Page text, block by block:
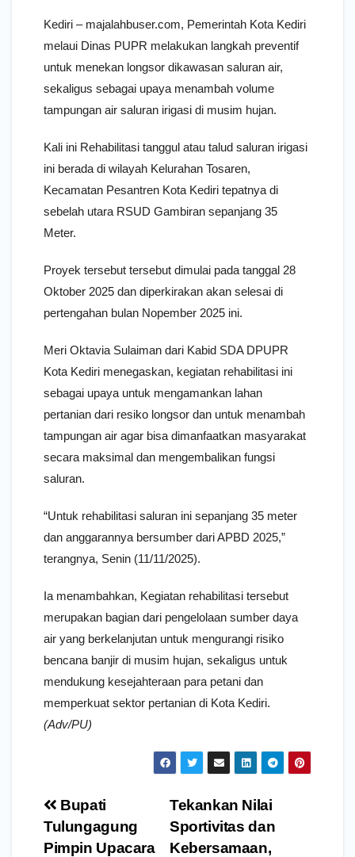
Kediri – majalahbuser.com, Pemerintah Kota Kediri
melaui Dinas PUPR melakukan langkah preventif
untuk menekan longsor dikawasan saluran air,
sekaligus sebagai upaya menambah volume
tampungan air saluran irigasi di musim hujan.
Kali ini Rehabilitasi tanggul atau talud saluran irigasi
ini berada di wilayah Kelurahan Tosaren,
Kecamatan Pesantren Kota Kediri tepatnya di
sebelah utara RSUD Gambiran sepanjang 35
Meter.
Proyek tersebut tersebut dimulai pada tanggal 28
Oktober 2025 dan diperkirakan akan selesai di
pertengahan bulan Nopember 2025 ini.
Meri Oktavia Sulaiman dari Kabid SDA DPUPR
Kota Kediri menegaskan, kegiatan rehabilitasi ini
sebagai upaya untuk mengamankan lahan
pertanian dari resiko longsor dan untuk menambah
tampungan air agar bisa dimanfaatkan masyarakat
secara maksimal dan mengembalikan fungsi
saluran.
“Untuk rehabilitasi saluran ini sepanjang 35 meter
dan anggarannya bersumber dari APBD 2025,”
terangnya, Senin (11/11/2025).
Ia menambahkan, Kegiatan rehabilitasi tersebut
merupakan bagian dari pengelolaan sumber daya
air yang berkelanjutan untuk mengurangi risiko
bencana banjir di musim hujan, sekaligus untuk
mendukung kesejahteraan para petani dan
memperkuat sektor pertanian di Kota Kediri.
(Adv/PU)
Navigasi
pos
Tekankan Nilai
Sportivitas dan
Kebersamaan,
Bupati
Tulungagung
Pimpin Upacara